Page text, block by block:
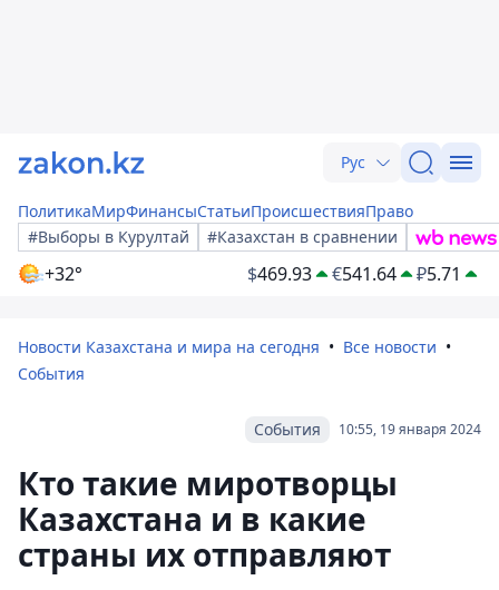
Рус
ПолитикаМирФинансыСтатьиПроисшествияПраво
#Выборы в Курултай
#Казахстан в сравнении
+32° $469.93 €541.64 ₽5.71
Новости Казахстана и мира на сегодня
Все новости
События
10:55, 19 января 2024
События
Кто такие миротворцы
Казахстана и в какие
страны их отправляют